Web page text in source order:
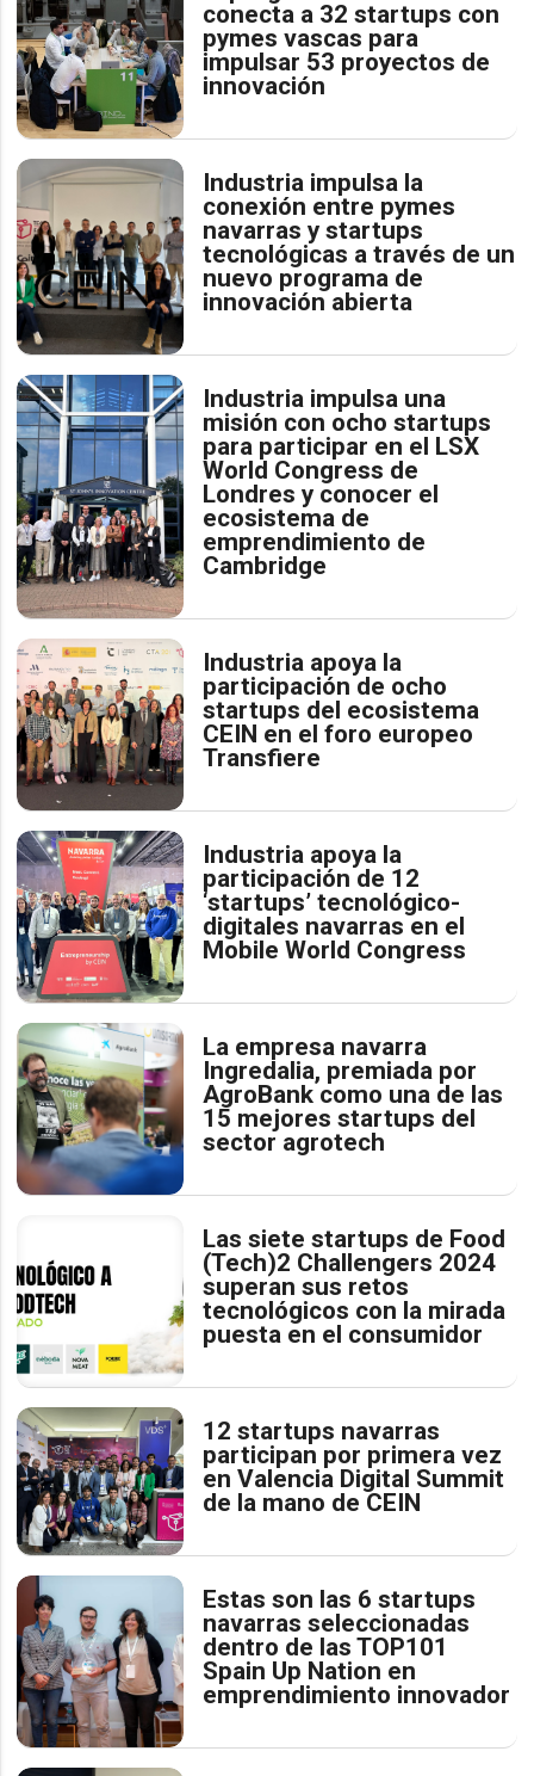
conecta a 32 startups con
pymes vascas para
impulsar 53 proyectos de
innovación
Industria impulsa la
conexión entre pymes
navarras y startups
tecnológicas a través de un
nuevo programa de
innovación abierta
Industria impulsa una
misión con ocho startups
para participar en el LSX
World Congress de
Londres y conocer el
ecosistema de
emprendimiento de
Cambridge
Industria apoya la
participación de ocho
startups del ecosistema
CEIN en el foro europeo
Transfiere
Industria apoya la
participación de 12
‘startups’ tecnológico-
digitales navarras en el
Mobile World Congress
La empresa navarra
Ingredalia, premiada por
AgroBank como una de las
15 mejores startups del
sector agrotech
Las siete startups de Food
(Tech)2 Challengers 2024
superan sus retos
tecnológicos con la mirada
puesta en el consumidor
12 startups navarras
participan por primera vez
en Valencia Digital Summit
de la mano de CEIN
Estas son las 6 startups
navarras seleccionadas
dentro de las TOP101
Spain Up Nation en
emprendimiento innovador